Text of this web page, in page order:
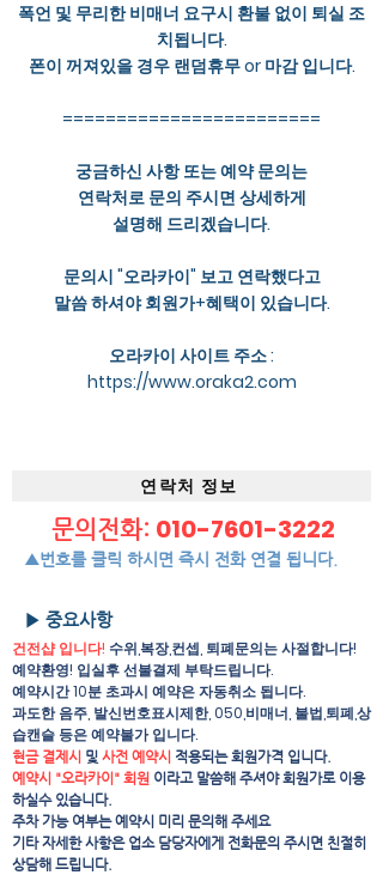
폭언 및 무리한 비매너 요구시 환불 없이 퇴실 조
치됩니다.
폰이 꺼져있을 경우 랜덤휴무 or 마감 입니다.
========================
궁금하신 사항 또는 예약 문의는
연락처로 문의 주시면 상세하게
설명해 드리겠습니다.
문의시 "오라카이" 보고 연락했다고
말씀 하셔야 회원가+혜택이 있습니다.
오라카이 사이트 주소 :
https://www.oraka2.com
연락처 정보
010-7601-3222
문의전화:
▲번호를 클릭 하시면 즉시 전화 연결 됩니다.
▶ 중요사항
건전샵 입니다! 수위,복장,컨셉, 퇴폐문의는 사절합니다!
예약환영! 입실후 선불결제 부탁드립니다.
예약시간 10분 초과시 예약은 자동취소 됩니다.
과도한 음주, 발신번호표시제한, 050,비매너, 불법,퇴폐,상
습캔슬 등은 예약불가 입니다.
현금 결제시 및 사전 예약시 적용되는 회원가격 입니다.
예약시 "오라카이" 회원 이라고 말씀해 주셔야 회원가로 이용
하실수 있습니다.
주차 가능 여부는 예약시 미리 문의해 주세요
​기타 자세한 사항은 업소 담당자에게 전화문의 주시면 친절히
상담해 드립니다.